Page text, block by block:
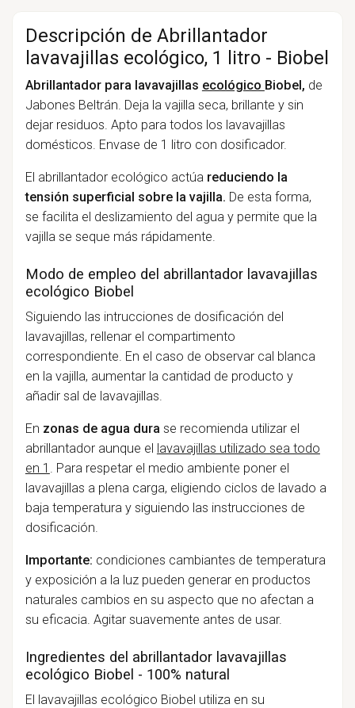
Descripción de Abrillantador
lavavajillas ecológico, 1 litro - Biobel
Abrillantador para lavavajillas ecológico Biobel, de
Jabones Beltrán. Deja la vajilla seca, brillante y sin
dejar residuos. Apto para todos los lavavajillas
domésticos. Envase de 1 litro con dosificador.
El abrillantador ecológico actúa reduciendo la
tensión superficial sobre la vajilla. De esta forma,
se facilita el deslizamiento del agua y permite que la
vajilla se seque más rápidamente.
Modo de empleo del abrillantador lavavajillas
ecológico Biobel
Siguiendo las intrucciones de dosificación del
lavavajillas, rellenar el compartimento
correspondiente. En el caso de observar cal blanca
en la vajilla, aumentar la cantidad de producto y
añadir sal de lavavajillas.
En zonas de agua dura se recomienda utilizar el
abrillantador aunque el lavavajillas utilizado sea todo
en 1 . Para respetar el medio ambiente poner el
lavavajillas a plena carga, eligiendo ciclos de lavado a
baja temperatura y siguiendo las instrucciones de
dosificación.
Importante: condiciones cambiantes de temperatura
y exposición a la luz pueden generar en productos
naturales cambios en su aspecto que no afectan a
su eficacia. Agitar suavemente antes de usar.
Ingredientes del abrillantador lavavajillas
ecológico Biobel - 100% natural
El lavavajillas ecológico Biobel utiliza en su